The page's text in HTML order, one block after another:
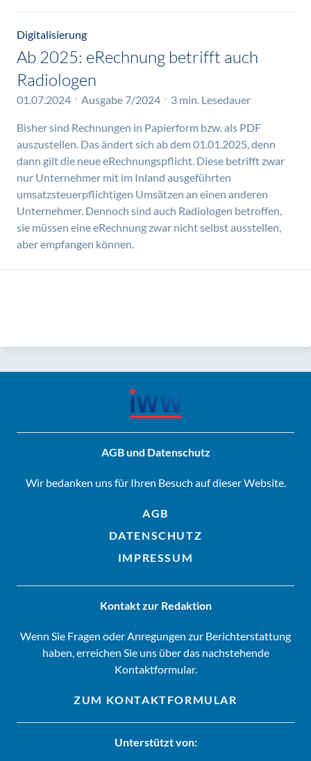
Digitalisierung
Ab 2025: eRechnung betrifft auch
Radiologen
01.07.2024 Ausgabe 7/2024 3 min. Lesedauer
Bisher sind Rechnungen in Papierform bzw. als PDF
auszustellen. Das ändert sich ab dem 01.01.2025, denn
dann gilt die neue eRechnungspflicht. Diese betrifft zwar
nur Unternehmer mit im Inland ausgeführten
umsatzsteuerpflichtigen Umsätzen an einen anderen
Unternehmer. Dennoch sind auch Radiologen betroffen,
sie müssen eine eRechnung zwar nicht selbst ausstellen,
aber empfangen können.
AGB und Datenschutz
Wir bedanken uns für Ihren Besuch auf dieser Website.
AGB
DATENSCHUTZ
IMPRESSUM
Kontakt zur Redaktion
Wenn Sie Fragen oder Anregungen zur Berichterstattung
haben, erreichen Sie uns über das nachstehende
Kontaktformular.
ZUM KONTAKTFORMULAR
Unterstützt von: